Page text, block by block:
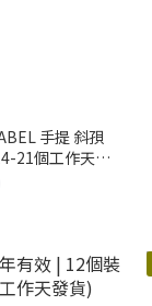
手提 斜孭
21個工作天發